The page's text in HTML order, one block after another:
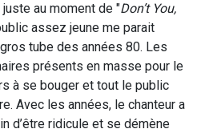
juste au moment de "Don’t You,
assez jeune me parait
tube des années 80. Les
présents en masse pour le
à se bouger et tout le public
Avec les années, le chanteur a
d’être ridicule et se démène